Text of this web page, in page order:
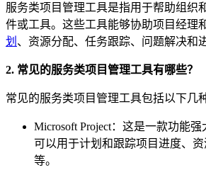
服务类项目管理工具是指用于帮助组织
件或工具。这些工具能够协助项目经理
划 、资源分配、任务跟踪、问题解决和
2. 常见的服务类项目管理工具有哪些？
常见的服务类项目管理工具包括以下几种
Microsoft Project：这是一款功能强
可以用于计划和跟踪项目进度、
等。